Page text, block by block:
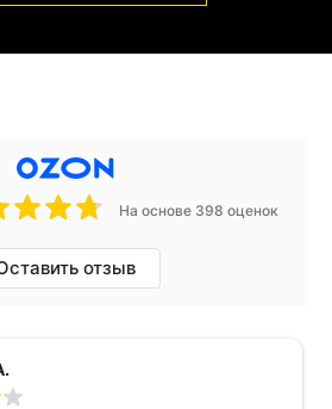
На основе 398 оценок
отзыв